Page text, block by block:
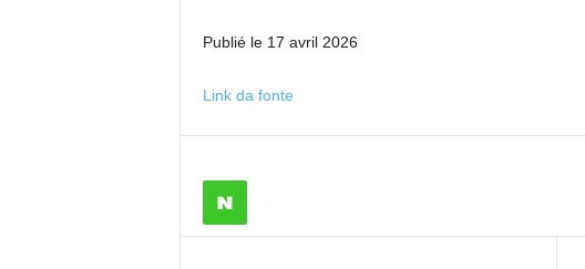
Publié le 17 avril 2026
Link da fonte